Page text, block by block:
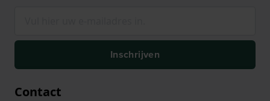
Inschrijven
Contact